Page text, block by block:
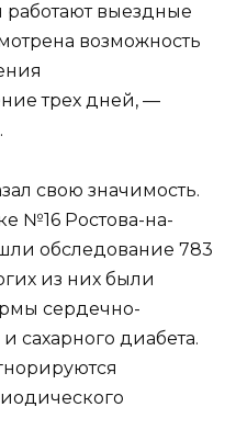
выездные
возможность
трех дней, —
свою значимость.
№16 Ростова-на-
обследование 783
из них были
сердечно-
сахарного диабета.